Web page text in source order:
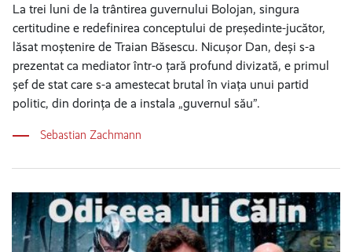
La trei luni de la trântirea guvernului Bolojan, singura
certitudine e redefinirea conceptului de președinte-jucător,
lăsat moștenire de Traian Băsescu. Nicușor Dan, deși s-a
prezentat ca mediator într-o țară profund divizată, e primul
șef de stat care s-a amestecat brutal în viața unui partid
politic, din dorința de a instala „guvernul său”.
Sebastian Zachmann